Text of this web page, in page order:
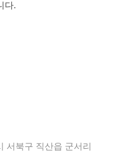
다.
서북구 직산읍 군서리